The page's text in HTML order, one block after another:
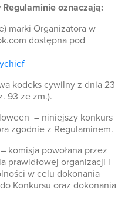
oznaczają:
marki Organizatora w
dostępna pod
kodeks cywilny z dnia 23
93 ze zm.).
– niniejszy konkurs
zgodnie z Regulaminem.
– komisja powołana przez
prawidłowej organizacji i
w celu dokonania
Konkursu oraz dokonania